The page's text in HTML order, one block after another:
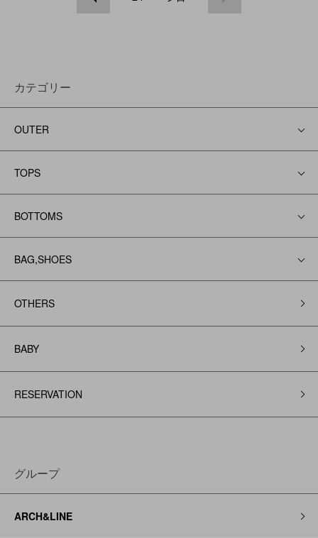
カテゴリー
OUTER
TOPS
BOTTOMS
BAG,SHOES
OTHERS
BABY
RESERVATION
グループ
ARCH&LINE